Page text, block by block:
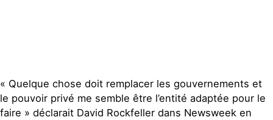
« Quelque chose doit remplacer les gouvernements et
le pouvoir privé me semble être l’entité adaptée pour le
faire » déclarait David Rockfeller dans Newsweek en